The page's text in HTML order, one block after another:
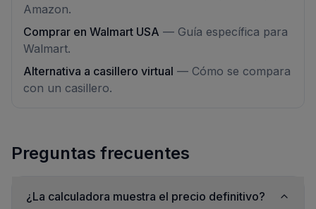
Amazon.
Comprar en Walmart USA — Guía específica para
Walmart.
Alternativa a casillero virtual — Cómo se compara
con un casillero.
Preguntas frecuentes
¿La calculadora muestra el precio definitivo?